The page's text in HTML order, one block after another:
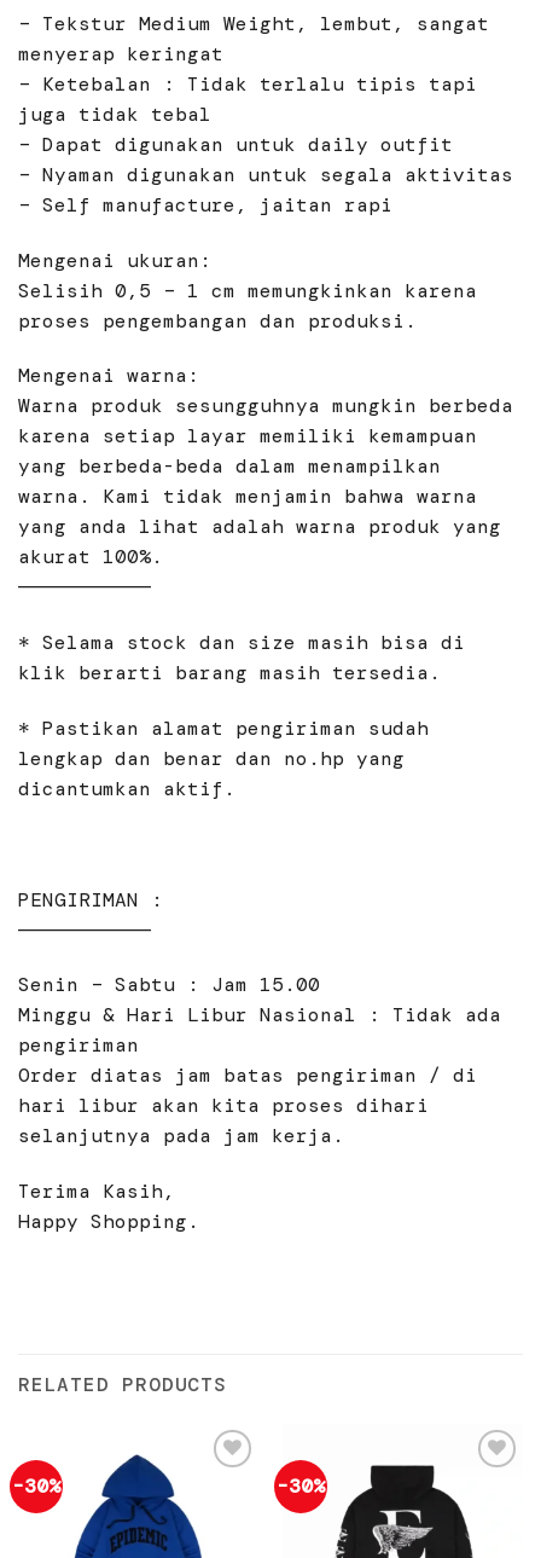
– Tekstur Medium Weight, lembut, sangat
menyerap keringat
– Ketebalan : Tidak terlalu tipis tapi
juga tidak tebal
– Dapat digunakan untuk daily outfit
– Nyaman digunakan untuk segala aktivitas
– Self manufacture, jaitan rapi
Mengenai ukuran:
Selisih 0,5 – 1 cm memungkinkan karena
proses pengembangan dan produksi.
Mengenai warna:
Warna produk sesungguhnya mungkin berbeda
karena setiap layar memiliki kemampuan
yang berbeda-beda dalam menampilkan
warna. Kami tidak menjamin bahwa warna
yang anda lihat adalah warna produk yang
akurat 100%.
———————————
* Selama stock dan size masih bisa di
klik berarti barang masih tersedia.
* Pastikan alamat pengiriman sudah
lengkap dan benar dan no.hp yang
dicantumkan aktif.
PENGIRIMAN :
———————————
Senin – Sabtu : Jam 15.00
Minggu & Hari Libur Nasional : Tidak ada
pengiriman
Order diatas jam batas pengiriman / di
hari libur akan kita proses dihari
selanjutnya pada jam kerja.
Terima Kasih,
Happy Shopping.
RELATED PRODUCTS
-30%
Add to
wishlist
-30%
Add to
wishlist